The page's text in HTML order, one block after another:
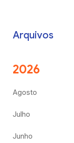
Arquivos
2026
Agosto
Julho
Junho